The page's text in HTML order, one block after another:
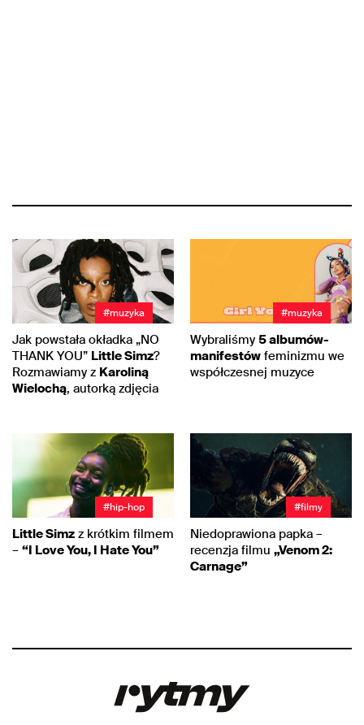
#muzyka
Jak powstała okładka „NO
THANK YOU” Little Simz?
Rozmawiamy z Karoliną
Wielochą, autorką zdjęcia
#muzyka
Wybraliśmy 5 albumów-
manifestów feminizmu we
współczesnej muzyce
#hip-hop
Little Simz z krótkim filmem
– “I Love You, I Hate You”
#filmy
Niedoprawiona papka –
recenzja filmu „Venom 2:
Carnage”